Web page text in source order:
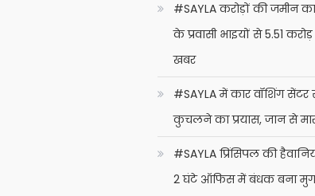
#SAYLA करोड़ों की जमीन
के प्रवासी भाइयों से 5.51
खबर
#SAYLA में कार वॉशिंग
कुचलने का प्रयास, जान से
#SAYLA प्रिंसिपल की
2 घंटे ऑफिस में बंधक बना